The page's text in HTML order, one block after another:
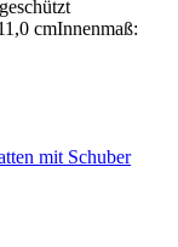
cmInnenmaß: